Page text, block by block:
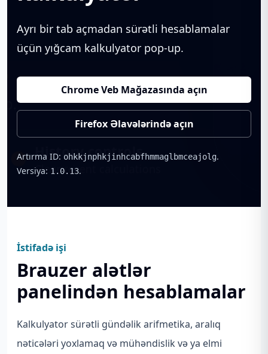
Ayrı bir tab açmadan sürətli hesablamalar
üçün yığcam kalkulyator pop-up.
Chrome Veb Mağazasında açın
Firefox Əlavələrində açın
Artırma ID: ohkkjnphkjinhcabfhmmaglbmceajolg.
Versiya: 1.0.13.
İstifadə işi
Brauzer alətlər
panelindən hesablamalar
Kalkulyator sürətli gündəlik arifmetika, aralıq
nəticələri yoxlamaq və mühəndislik və ya elmi